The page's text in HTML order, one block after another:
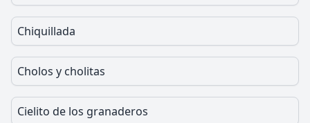
Chiquillada
Cholos y cholitas
Cielito de los granaderos